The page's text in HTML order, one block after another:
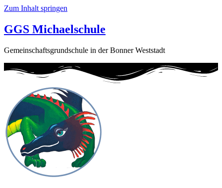
Zum Inhalt springen
GGS Michaelschule
Gemeinschaftsgrundschule in der Bonner Weststadt